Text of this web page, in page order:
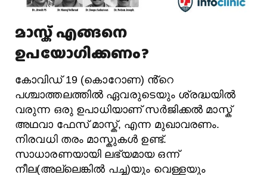
മാസ്ക് എങ്ങനെ
ഉപയോഗിക്കണം?
കോവിഡ് 19 (കൊറോണ) ൻ്റെ
പശ്ചാത്തലത്തിൽ ഏവരുടെയും ശ്രദ്ധയിൽ
വരുന്ന ഒരു ഉപാധിയാണ് സർജിക്കൽ മാസ്ക്
അഥവാ ഫേസ് മാസ്ക്, എന്ന മുഖാവരണം.
നിരവധി തരം മാസ്കുകൾ ഉണ്ട്.
സാധാരണയായി ലഭ്യമായ ഒന്ന്
നീല(അല്ലെങ്കിൽ പച്ച)യും വെള്ളയും